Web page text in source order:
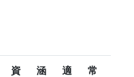
資
涵
適
常